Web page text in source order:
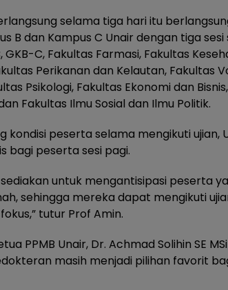
selama tiga hari itu
B dan Kampus C Unair dengan tiga
GKB-C, Fakultas Farmasi, Fakultas
Perikanan dan Kelautan, Fakultas
Psikologi, Fakultas Ekonomi dan
Fakultas Ilmu Sosial dan Ilmu Politik.
kondisi peserta selama mengikuti ujian,
bagi peserta sesi pagi.
sediakan untuk mengantisipasi peserta
sehingga mereka dapat mengikuti
tutur Prof Amin.
PPMB Unair, Dr. Achmad Solihin SE
masih menjadi pilihan favorit